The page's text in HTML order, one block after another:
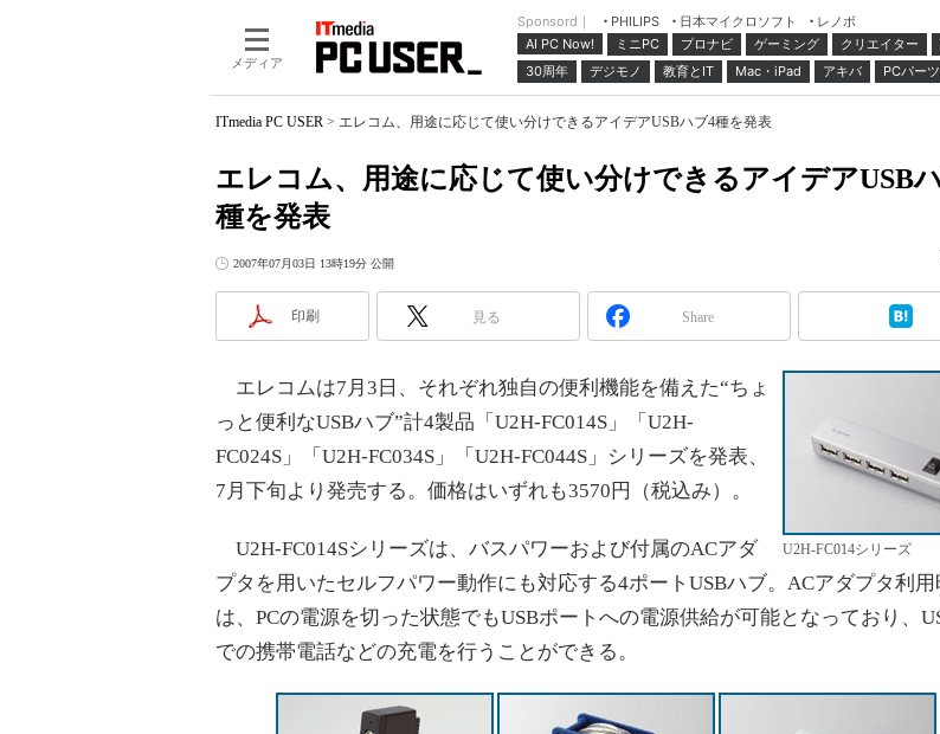
メディア
Sponsord｜ PHILIPS 日本マイクロソフト
レノボ
AI PC Now!
ミニPC プロナビ ゲーミング クリエイター
30周年
デジモノ 教育とIT Mac・iPad アキバ PCパー
ITmedia PC USER > エレコム、用途に応じて使い分けできるアイデアUSBハブ4種を発表
エレコム、用途に応じて使い分けできるアイデアUSB
種を発表
2007年07月03日 13時19分 公開
印刷 見る Share
U2H-FC014シリーズ
エレコムは7月3日、それぞれ独自の便利機能を備えた“ちょ
っと便利なUSBハブ”計4製品「U2H-FC014S」「U2H-
FC024S」「U2H-FC034S」「U2H-FC044S」シリーズを発表、
7月下旬より発売する。価格はいずれも3570円（税込み）。
U2H-FC014Sシリーズは、バスパワーおよび付属のACアダ
プタを用いたセルフパワー動作にも対応する4ポートUSBハブ。ACアダプタ利用
は、PCの電源を切った状態でもUSBポートへの電源供給が可能となっており、
での携帯電話などの充電を行うことができる。